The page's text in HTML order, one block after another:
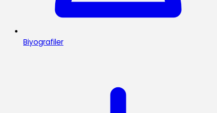
Biyografiler